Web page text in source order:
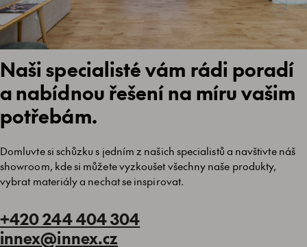
Naši specialisté vám rádi poradí
a nabídnou řešení na míru vašim
potřebám.
Domluvte si schůzku s jedním z našich specialistů a navštivte náš
showroom, kde si můžete vyzkoušet všechny naše produkty,
vybrat materiály a nechat se inspirovat.
+420 244 404 304
innex@innex.cz